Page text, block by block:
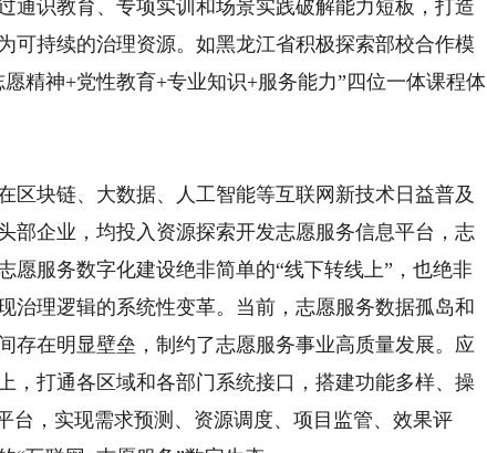
通识教育、专项实训和场景实践破解能力短板，打造
可持续的治理资源。如黑龙江省积极探索部校合作模
精神+党性教育+专业知识+服务能力”四位一体课程体
区块链、大数据、人工智能等互联网新技术日益普及
部企业，均投入资源探索开发志愿服务信息平台，志
愿服务数字化建设绝非简单的“线下转线上”，也绝非
治理逻辑的系统性变革。当前，志愿服务数据孤岛和
存在明显壁垒，制约了志愿服务事业高质量发展。应
，打通各区域和各部门系统接口，搭建功能多样、操
台，实现需求预测、资源调度、项目监管、效果评